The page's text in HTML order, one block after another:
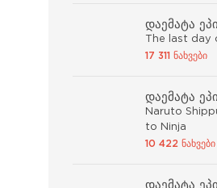
დაემატა
The last day
17 311 ნახვები
დაემატა
Naruto
to Ninja
10 422 ნახვები
დაემატა